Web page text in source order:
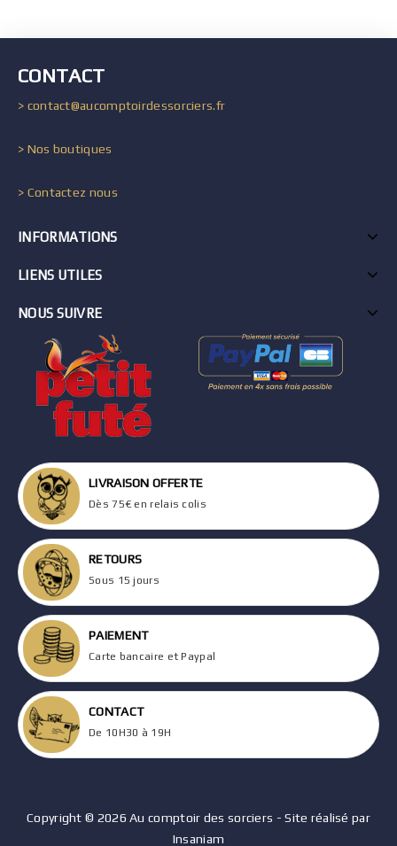
CONTACT
> contact@aucomptoirdessorciers.fr
> Nos boutiques
> Contactez nous
INFORMATIONS
LIENS UTILES
NOUS SUIVRE
LIVRAISON OFFERTE
Dès 75€ en relais colis
RETOURS
Sous 15 jours
PAIEMENT
Carte bancaire et Paypal
CONTACT
De 10H30 à 19H
Copyright © 2026 Au comptoir des sorciers - Site réalisé par
Insaniam